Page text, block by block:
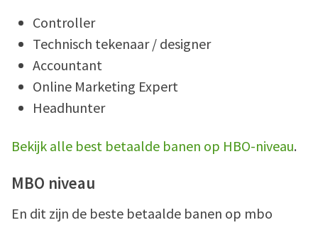
Controller
Technisch tekenaar / designer
Accountant
Online Marketing Expert
Headhunter
Bekijk alle best betaalde banen op HBO-niveau.
MBO niveau
En dit zijn de beste betaalde banen op mbo